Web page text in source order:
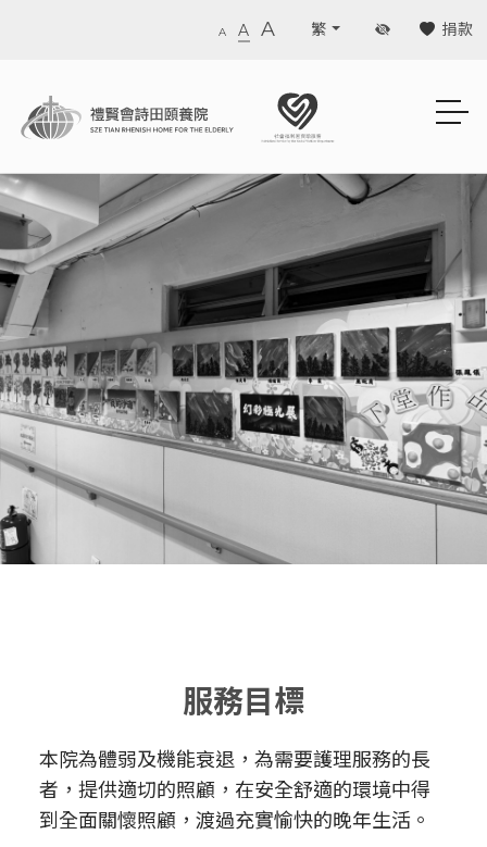
A A A 繁 捐款
服務目標
本院為體弱及機能衰退，為需要護理服務的長
者，提供適切的照顧，在安全舒適的環境中得
到全面關懷照顧，渡過充實愉快的晚年生活。